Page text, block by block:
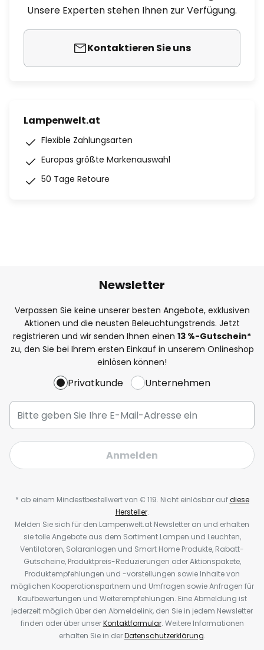
Unsere Experten stehen Ihnen zur Verfügung.
Kontaktieren Sie uns
Lampenwelt.at
Flexible Zahlungsarten
Europas größte Markenauswahl
50 Tage Retoure
Newsletter
Verpassen Sie keine unserer besten Angebote, exklusiven
Aktionen und die neusten Beleuchtungstrends. Jetzt
registrieren und wir senden Ihnen einen 13 %-Gutschein*
zu, den Sie bei Ihrem ersten Einkauf in unserem Onlineshop
einlösen können!
Privatkunde Unternehmen
Anmelden
* ab einem Mindestbestellwert von € 119. Nicht einlösbar aufdiese
Hersteller.
Melden Sie sich für den Lampenwelt.at Newsletter an und erhalten
sie tolle Angebote aus dem Sortiment Lampen und Leuchten,
Ventilatoren, Solaranlagen und Smart Home Produkte, Rabatt-
Gutscheine, Produktpreis-Reduzierungen oder Aktionspakete,
Produktempfehlungen und -vorstellungen sowie Inhalte von
möglichen Kooperationspartnern und Umfragen sowie Anfragen für
Kaufbewertungen und Weiterempfehlungen. Eine Abmeldung ist
jederzeit möglich über den Abmeldelink, den Sie in jedem Newsletter
finden oder über unserKontaktformular. Weitere Informationen
erhalten Sie in derDatenschutzerklärung.